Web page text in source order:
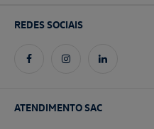
REDES SOCIAIS
ATENDIMENTO SAC